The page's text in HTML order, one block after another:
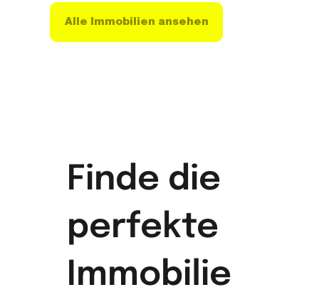
Alle Immobilien ansehen
Finde die
perfekte
Immobilie